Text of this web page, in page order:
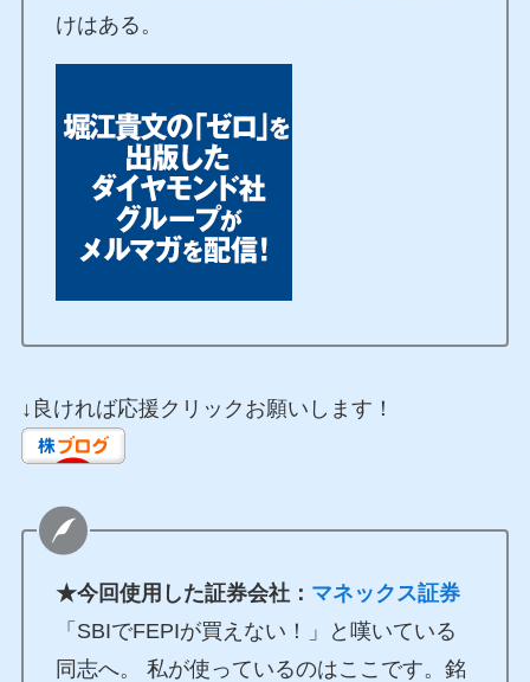
けはある。
↓良ければ応援クリックお願いします！
★今回使用した証券会社： マネックス証券
「SBIでFEPIが買えない！」と嘆いている
同志へ。 私が使っているのはここです。銘